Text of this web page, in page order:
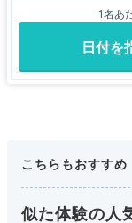
1名あ
日付を
こちらもおすすめ
似た体験の人